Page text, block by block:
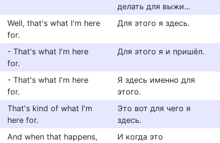
делать для выжи...
Well, that's what I'm here
for.
Для этого я здесь.
- That's what I'm here
for.
Для этого я и пришёл.
- That's what I'm here
for.
Я здесь именно для
этого.
That's kind of what I'm
here for.
Это вот для чего я
здесь.
And when that happens,
И когда это